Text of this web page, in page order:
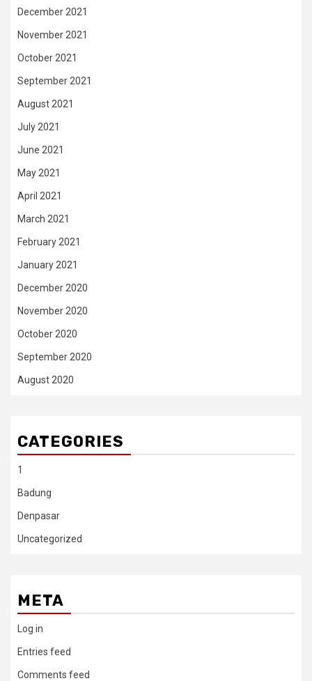
December 2021
November 2021
October 2021
September 2021
August 2021
July 2021
June 2021
May 2021
April 2021
March 2021
February 2021
January 2021
December 2020
November 2020
October 2020
September 2020
August 2020
CATEGORIES
1
Badung
Denpasar
Uncategorized
META
Log in
Entries feed
Comments feed